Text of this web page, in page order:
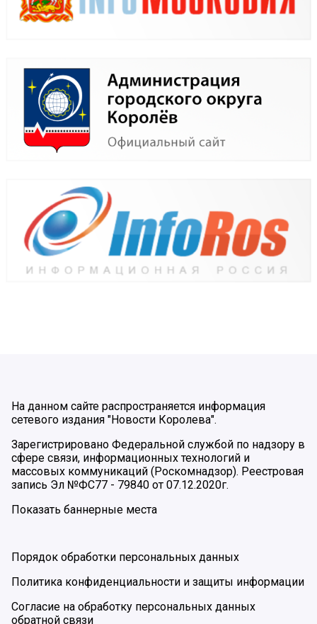
На данном сайте распространяется информация
сетевого издания "Новости Королева".
Зарегистрировано Федеральной службой по надзору в
сфере связи, информационных технологий и
массовых коммуникаций (Роскомнадзор). Реестровая
запись Эл №ФС77 - 79840 от 07.12.2020г.
Показать баннерные места
Порядок обработки персональных данных
Политика конфиденциальности и защиты информации
Согласие на обработку персональных данных
обратной связи